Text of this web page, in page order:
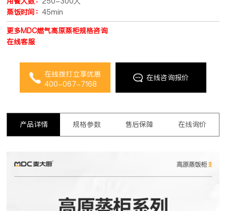
蒸饭时间：45min
更多MDC燃气高原蒸柜规格咨询
在线客服
在线拨打立享优惠
400-067-7168
在线咨询报价
产品详情 规格参数 售后保障 在线询价